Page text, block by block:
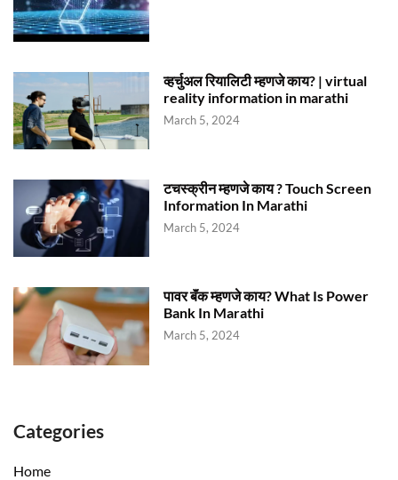
व्हर्चुअल रियालिटी म्हणजे काय? | virtual
reality information in marathi
March 5, 2024
टचस्क्रीन म्हणजे काय ? Touch Screen
Information In Marathi
March 5, 2024
पावर बॅंक म्हणजे काय? What Is Power
Bank In Marathi
March 5, 2024
Categories
Home